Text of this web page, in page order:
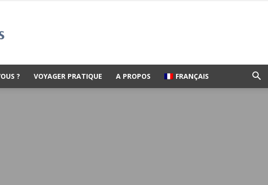
? VOYAGER PRATIQUE A PROPOS FRANÇAIS